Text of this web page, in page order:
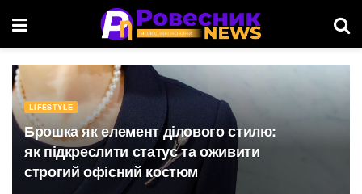
LIFESTYLE
Брошка як елемент ділового стилю:
як підкреслити статус та оживити
строгий офісний костюм